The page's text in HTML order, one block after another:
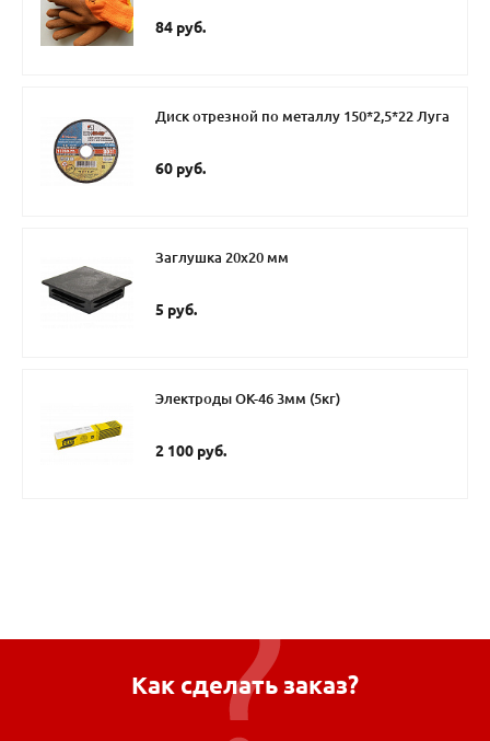
84 руб.
Диск отрезной по металлу 150*2,5*22 Луга
60 руб.
Заглушка 20х20 мм
5 руб.
Электроды ОК-46 3мм (5кг)
2 100 руб.
Как сделать заказ?